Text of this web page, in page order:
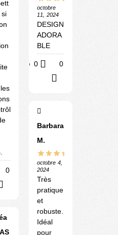
si
0
octobre
11, 2024
DESIGN
ADORA
BLE
Utile 0 0
Barbara
M.
octobre 4,
2024
Très
pratique
et
robuste.
Idéal
pour